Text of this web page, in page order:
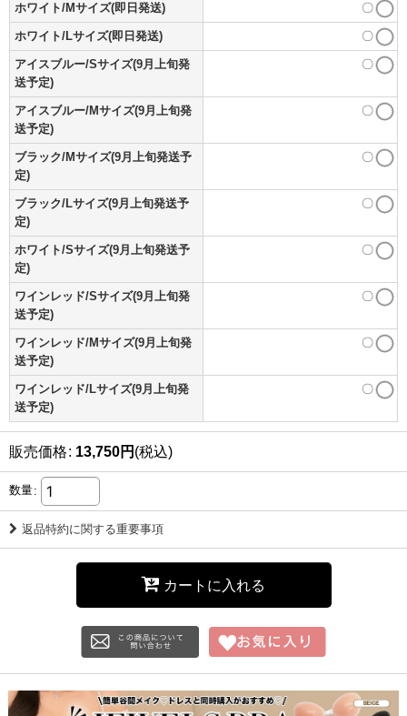
ホワイト/Mサイズ(即日発送) 〇
ホワイト/Lサイズ(即日発送) 〇
アイスブルー/Sサイズ(9月上旬発
送予定)
〇
アイスブルー/Mサイズ(9月上旬発
送予定)
〇
ブラック/Mサイズ(9月上旬発送予
定)
〇
ブラック/Lサイズ(9月上旬発送予
定)
〇
ホワイト/Sサイズ(9月上旬発送予
定)
〇
ワインレッド/Sサイズ(9月上旬発
送予定)
〇
ワインレッド/Mサイズ(9月上旬発
送予定)
〇
ワインレッド/Lサイズ(9月上旬発
送予定)
〇
販売価格: 13,750円 (税込)
数量:
返品特約に関する重要事項
カートに入れる